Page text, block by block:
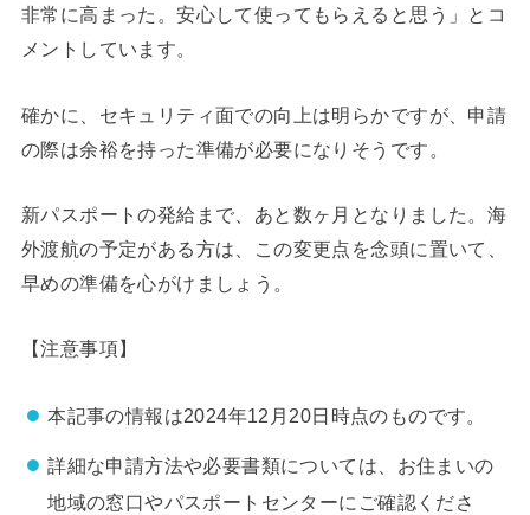
非常に高まった。安心して使ってもらえると思う」とコ
メントしています。
確かに、セキュリティ面での向上は明らかですが、申請
の際は余裕を持った準備が必要になりそうです。
新パスポートの発給まで、あと数ヶ月となりました。海
外渡航の予定がある方は、この変更点を念頭に置いて、
早めの準備を心がけましょう。
【注意事項】
本記事の情報は2024年12月20日時点のものです。
詳細な申請方法や必要書類については、お住まいの
地域の窓口やパスポートセンターにご確認くださ